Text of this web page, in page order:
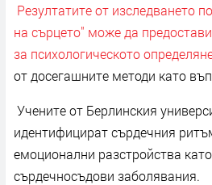
Резултатите от изследването
на сърцето" може да
за психологическото
от досегашните методи като
Учените от Берлинския
идентифицират сърдечния
емоционални разстройства
сърдечносъдови заболявания.